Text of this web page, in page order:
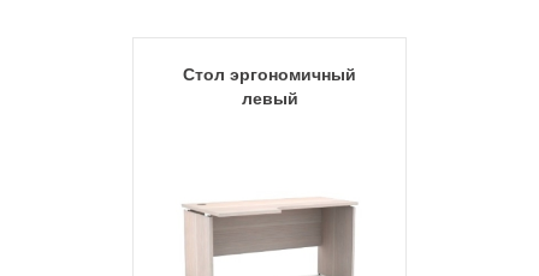
Стол эргономичный
левый